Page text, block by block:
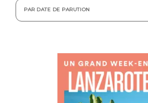
PAR DATE DE PARUTION